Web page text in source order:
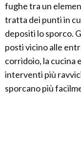
fughe tra un
tratta dei punti in
depositi lo sporco.
posti vicino alle
corridoio, la cucina
interventi più
sporcano più